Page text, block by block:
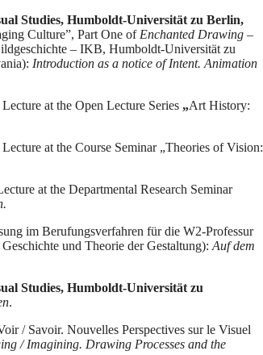
Studies, Humboldt-Universität zu Berlin,
Culture”, Part One of Enchanted Drawing –
– IKB, Humboldt-Universität zu
Introduction as a notice of Intent. Animation
at the Open Lecture Series „Art History:
at the Course Seminar „Theories of Vision:
at the Departmental Research Seminar
im Berufungsverfahren für die W2-Professur
und Theorie der Gestaltung): Auf dem
Studies, Humboldt-Universität zu
.
/ Savoir. Nouvelles Perspectives sur le Visuel
/ Imagining. Drawing Processes and the